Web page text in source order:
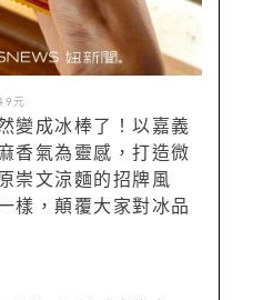
元
變成冰棒了！以嘉義
香氣為靈感，打造微
崇文涼麵的招牌風
樣，顛覆大家對冰品